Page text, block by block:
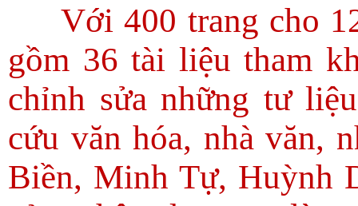
Với 400 trang cho
gồm 36 tài liệu tham
chỉnh sửa những tư
cứu văn hóa, nhà văn,
Biền, Minh Tự, Huỳnh